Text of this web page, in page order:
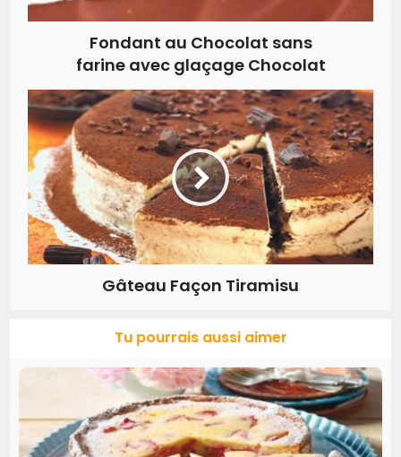
Fondant au Chocolat sans
farine avec glaçage Chocolat
Gâteau Façon Tiramisu
Tu pourrais aussi aimer